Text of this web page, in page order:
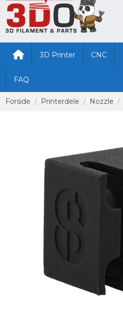
3D Printer CNC
FAQ
Forside Printerdele Nozzle